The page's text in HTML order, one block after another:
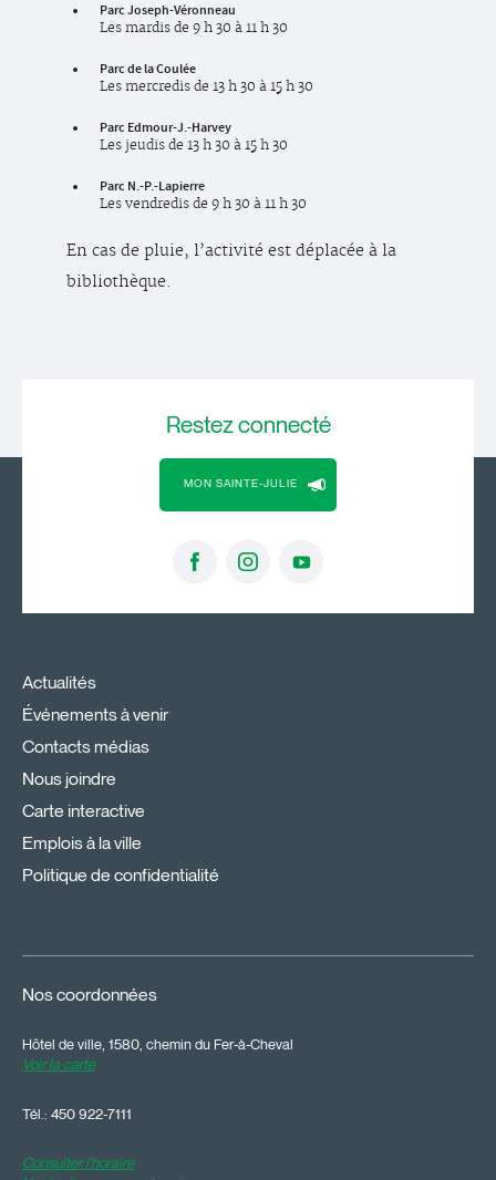
Parc Joseph-Véronneau
Les mardis de 9 h 30 à 11 h 30
Parc de la Coulée
Les mercredis de 13 h 30 à 15 h 30
Parc Edmour-J.-Harvey
Les jeudis de 13 h 30 à 15 h 30
Parc N.-P.-Lapierre
Les vendredis de 9 h 30 à 11 h 30
En cas de pluie, l’activité est déplacée à la
bibliothèque.
Restezconnecté
MON SAINTE-JULIE
Actualités
Événements à venir
Contacts médias
Nous joindre
Carte interactive
Emplois à la ville
Politique de confidentialité
Nos coordonnées
Hôtel de ville, 1580, chemin du Fer-à-Cheval
Voir la carte
Tél.: 450 922-7111
Consulter l'horaire